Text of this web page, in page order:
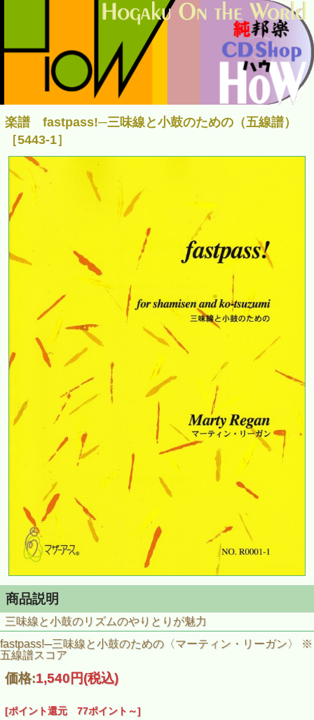
楽譜 fastpass!─三味線と小鼓のための（五線譜）
［5443-1］
商品説明
三味線と小鼓のリズムのやりとりが魅力
fastpass!─三味線と小鼓のための〈マーティン・リーガン〉 ※
五線譜スコア
価格:1,540円(税込)
[ポイント還元 77ポイント～]